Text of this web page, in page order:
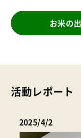
お米の
活動レポート
2025/4/2